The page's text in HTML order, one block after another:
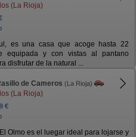
(La Rioja)
es una casa que acoge hasta 22
equipada y con vistas al pantano
disfrutar de la natural ...
de Cameros (La Rioja)
(La Rioja)
€
Olmo es el luegar ideal para lojarse y